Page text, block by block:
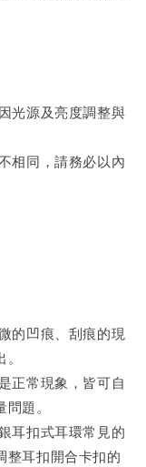
光源及亮度調整與
相同，請務必以內
的凹痕、刮痕的現
正常現象，皆可自
題。
耳扣式耳環常見的
整耳扣開合卡扣的